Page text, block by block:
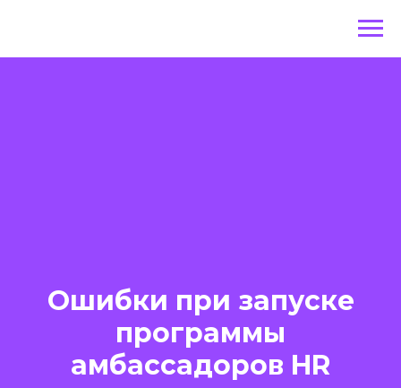
Ошибки при запуске
программы
амбассадоров HR